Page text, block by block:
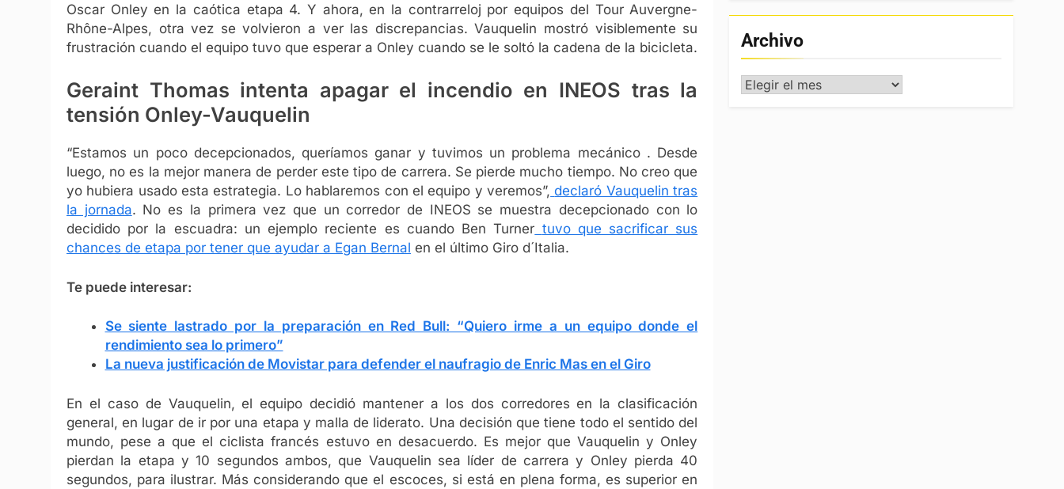
Oscar Onley en la caótica etapa 4. Y ahora, en la contrarreloj por equipos del Tour Auvergne-
Rhône-Alpes, otra vez se volvieron a ver las discrepancias. Vauquelin mostró visiblemente su
frustración cuando el equipo tuvo que esperar a Onley cuando se le soltó la cadena de la bicicleta.
Geraint Thomas intenta apagar el incendio en INEOS tras la
tensión Onley-Vauquelin
“Estamos un poco decepcionados, queríamos ganar y tuvimos un problema mecánico . Desde
luego, no es la mejor manera de perder este tipo de carrera. Se pierde mucho tiempo. No creo que
yo hubiera usado esta estrategia. Lo hablaremos con el equipo y veremos”, declaró Vauquelin tras
la jornada. No es la primera vez que un corredor de INEOS se muestra decepcionado con lo
decidido por la escuadra: un ejemplo reciente es cuando Ben Turner tuvo que sacrificar sus
chances de etapa por tener que ayudar a Egan Bernal en el último Giro d´Italia.
Te puede interesar:
Se siente lastrado por la preparación en Red Bull: “Quiero irme a un equipo donde el
rendimiento sea lo primero”
La nueva justificación de Movistar para defender el naufragio de Enric Mas en el Giro
En el caso de Vauquelin, el equipo decidió mantener a los dos corredores en la clasificación
general, en lugar de ir por una etapa y malla de liderato. Una decisión que tiene todo el sentido del
mundo, pese a que el ciclista francés estuvo en desacuerdo. Es mejor que Vauquelin y Onley
pierdan la etapa y 10 segundos ambos, que Vauquelin sea líder de carrera y Onley pierda 40
segundos, para ilustrar. Más considerando que el escoces, si está en plena forma, es superior en
Archivo
Archivo